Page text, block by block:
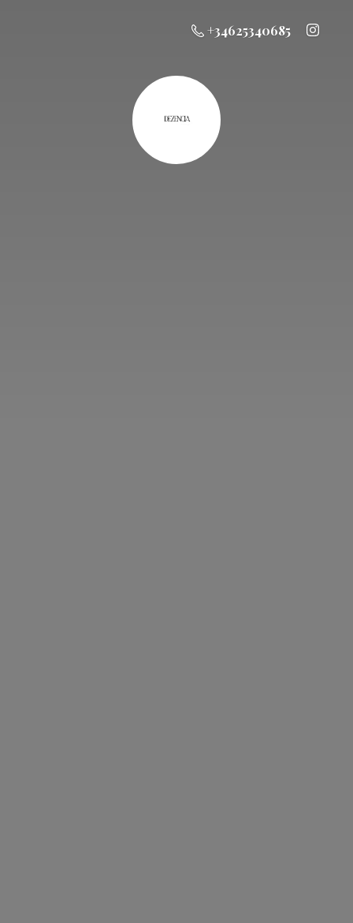
+34625340685